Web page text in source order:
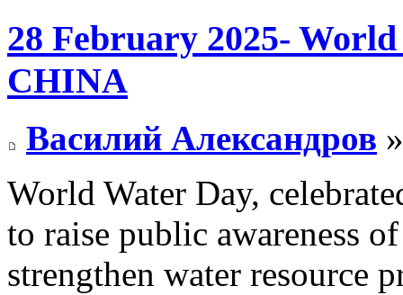
28 February 2025-
CHINA
Василий Александров
World Water Day,
to raise public awareness
strengthen water resource